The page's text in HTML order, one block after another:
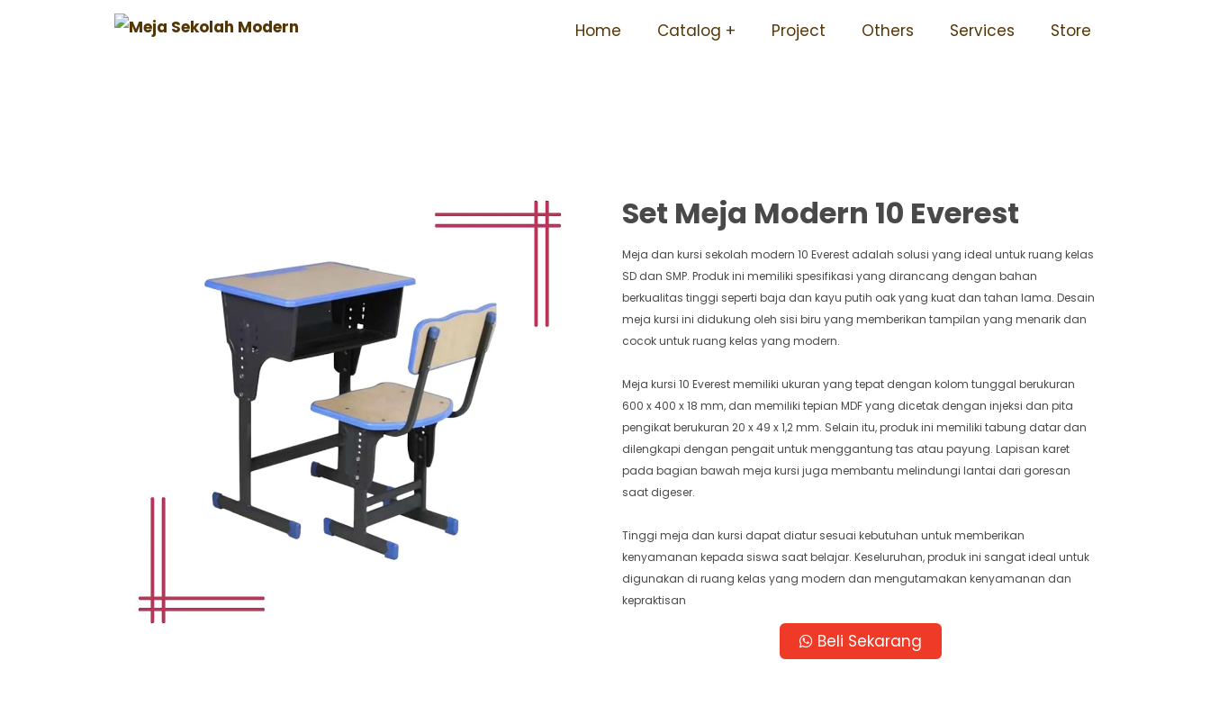
Home Catalog Project Others Services Store
Harga Meja Sekolah Tersedia Ukuran Sd Smp Sma Awet Mudah Dipasang
Set Meja Modern 10 Everest
Meja dan kursi sekolah modern 10 Everest adalah solusi yang ideal untuk ruang kelas
SD dan SMP. Produk ini memiliki spesifikasi yang dirancang dengan bahan
berkualitas tinggi seperti baja dan kayu putih oak yang kuat dan tahan lama. Desain
meja kursi ini didukung oleh sisi biru yang memberikan tampilan yang menarik dan
cocok untuk ruang kelas yang modern.
Meja kursi 10 Everest memiliki ukuran yang tepat dengan kolom tunggal berukuran
600 x 400 x 18 mm, dan memiliki tepian MDF yang dicetak dengan injeksi dan pita
pengikat berukuran 20 x 49 x 1,2 mm. Selain itu, produk ini memiliki tabung datar dan
dilengkapi dengan pengait untuk menggantung tas atau payung. Lapisan karet
pada bagian bawah meja kursi juga membantu melindungi lantai dari goresan
saat digeser.
Tinggi meja dan kursi dapat diatur sesuai kebutuhan untuk memberikan
kenyamanan kepada siswa saat belajar. Keseluruhan, produk ini sangat ideal untuk
digunakan di ruang kelas yang modern dan mengutamakan kenyamanan dan
kepraktisan
Beli Sekarang